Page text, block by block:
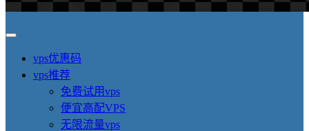
vps优惠码
vps推荐
免费试用vps
便宜高配VPS
无限流量vps